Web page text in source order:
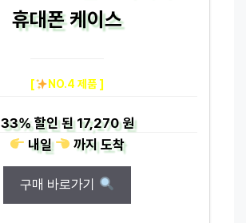
휴대폰 케이스
[ NO.4 제품 ]
33%할인 된17,270 원
내일
까지도착
구매 바로가기